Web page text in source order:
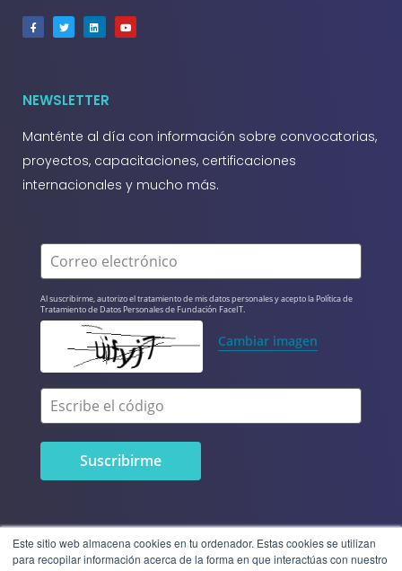
Este sitio web almacena cookies en tu ordenador. Estas cookies se utilizan
para recopilar información acerca de la forma en que interactúas con nuestro
NEWSLETTER
Manténte al día con información sobre convocatorias,
proyectos, capacitaciones, certificaciones
internacionales y mucho más.
Correo electrónico
Al suscribirme, autorizo el tratamiento de mis datos personales y acepto la Política de
Tratamiento de Datos Personales de Fundación FaceIT.
Cambiar imagen
Escribe el código